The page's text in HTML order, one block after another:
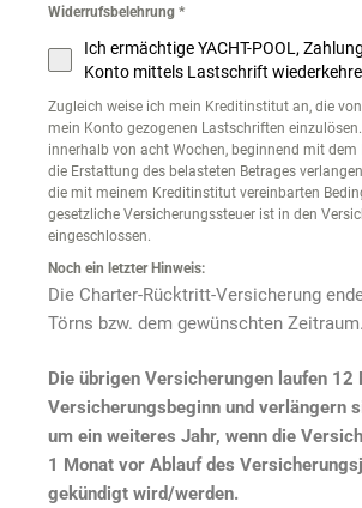
Widerrufsbelehrung *
Ich ermächtige YACHT-POOL,
Konto mittels Lastschrift
Zugleich weise ich mein Kreditinstitut an, die von
mein Konto gezogenen Lastschriften
innerhalb von acht Wochen, beginnend mit
die Erstattung des belasteten Betrages
die mit meinem Kreditinstitut vereinbarten
gesetzliche Versicherungssteuer ist in den
eingeschlossen.
Noch ein letzter Hinweis:
Die Charter-Rücktritt-Versicherung
Törns bzw. dem gewünschten Zeitraum.
Die übrigen Versicherungen laufen 12
Versicherungsbeginn und verlängern
um ein weiteres Jahr, wenn die
1 Monat vor Ablauf des
gekündigt wird/werden.